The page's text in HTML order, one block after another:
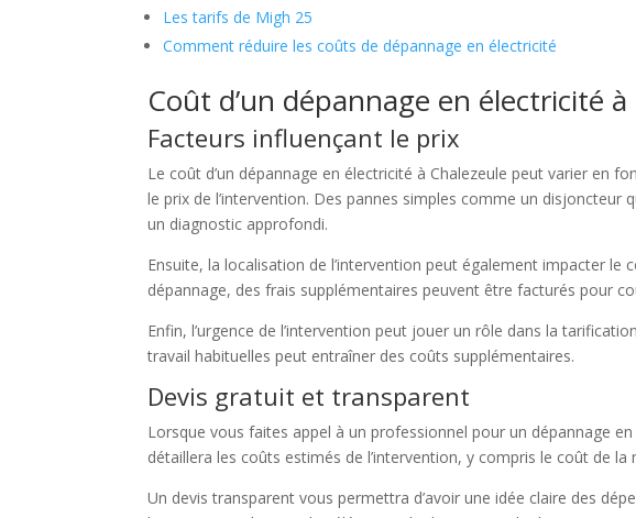
Les tarifs de Migh 25
Comment réduire les coûts de dépannage en électricité
Coût d’un dépannage en électricité à
Facteurs influençant le prix
Le coût d’un dépannage en électricité à Chalezeule peut varier en
le prix de l’intervention. Des pannes simples comme un
un diagnostic approfondi.
Ensuite, la localisation de l’intervention peut également impacter
dépannage, des frais supplémentaires peuvent être facturés pour
Enfin, l’urgence de l’intervention peut jouer un rôle dans la
travail habituelles peut entraîner des coûts supplémentaires.
Devis gratuit et transparent
Lorsque vous faites appel à un professionnel pour un dépannage
détaillera les coûts estimés de l’intervention, y compris le coût de
Un devis transparent vous permettra d’avoir une idée claire des